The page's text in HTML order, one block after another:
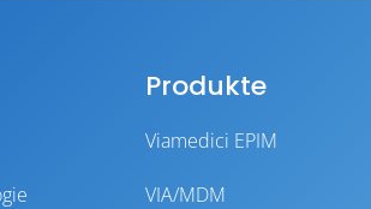
Produkte
Viamedici EPIM
VIA/MDM